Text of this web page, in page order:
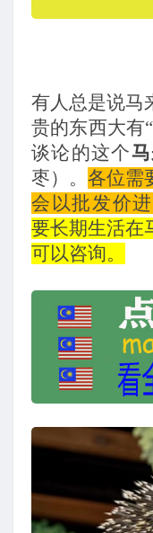
有人总是说马
贵的东西大有
谈论的这个
枣）。 各位需
会以批发价进
要长期生活在
可以咨询。